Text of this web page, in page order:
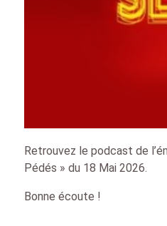
Retrouvez le podcast de
Pédés » du 18 Mai 2026.
Bonne écoute !